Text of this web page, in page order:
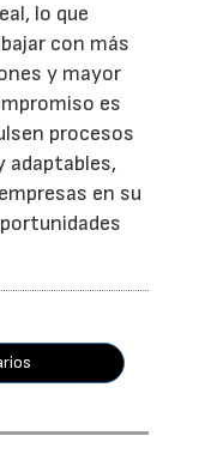
lo que
con más
y mayor
es
procesos
adaptables,
en su